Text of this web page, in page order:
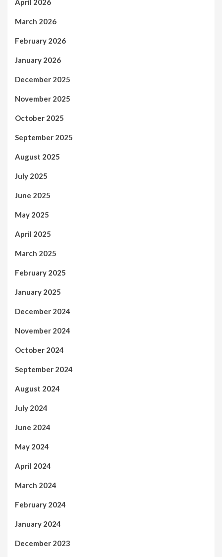
March 2026
February 2026
January 2026
December 2025
November 2025
October 2025
September 2025
August 2025
July 2025
June 2025
May 2025
April 2025
March 2025
February 2025
January 2025
December 2024
November 2024
October 2024
September 2024
August 2024
July 2024
June 2024
May 2024
April 2024
March 2024
February 2024
January 2024
December 2023